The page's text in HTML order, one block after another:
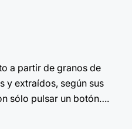
a partir de granos de
y extraídos, según sus
sólo pulsar un botón….